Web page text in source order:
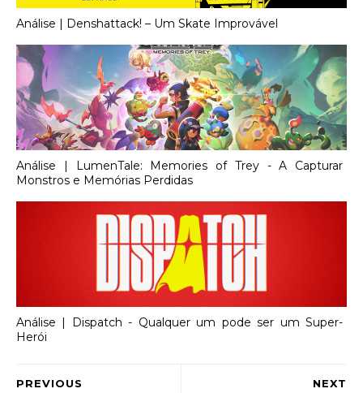
Análise | Denshattack! – Um Skate Improvável
Análise | LumenTale: Memories of Trey - A Capturar
Monstros e Memórias Perdidas
Análise | Dispatch - Qualquer um pode ser um Super-
Herói
NEXT
PREVIOUS